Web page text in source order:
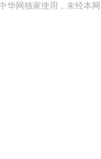
华网独家使用，未经本